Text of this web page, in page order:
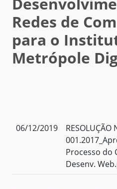
Redes de
para o
Metrópole
06/12/2019
RESOLUÇÃO
Processo do
Desenv.